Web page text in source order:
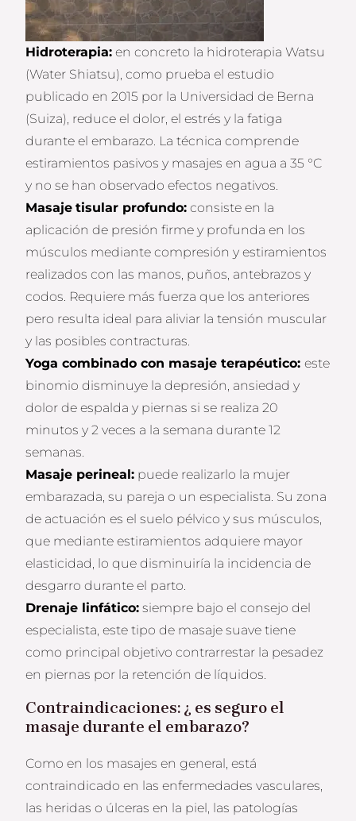
Hidroterapia: en concreto la hidroterapia Watsu
(Water Shiatsu), como prueba el estudio
publicado en 2015 por la Universidad de Berna
(Suiza), reduce el dolor, el estrés y la fatiga
durante el embarazo. La técnica comprende
estiramientos pasivos y masajes en agua a 35 °C
y no se han observado efectos negativos.
Masaje tisular profundo: consiste en la
aplicación de presión firme y profunda en los
músculos mediante compresión y estiramientos
realizados con las manos, puños, antebrazos y
codos. Requiere más fuerza que los anteriores
pero resulta ideal para aliviar la tensión muscular
y las posibles contracturas.
Yoga combinado con masaje terapéutico:este
binomio disminuye la depresión, ansiedad y
dolor de espalda y piernas si se realiza 20
minutos y 2 veces a la semana durante 12
semanas.
Masaje perineal: puede realizarlo la mujer
embarazada, su pareja o un especialista. Su zona
de actuación es el suelo pélvico y sus músculos,
que mediante estiramientos adquiere mayor
elasticidad, lo que disminuiría la incidencia de
desgarro durante el parto.
Drenaje linfático: siempre bajo el consejo del
especialista, este tipo de masaje suave tiene
como principal objetivo contrarrestar la pesadez
en piernas por la retención de líquidos.
Contraindicaciones: ¿ es seguro el
masaje durante el embarazo?
Como en los masajes en general, está
contraindicado en las enfermedades vasculares,
las heridas o úlceras en la piel, las patologías